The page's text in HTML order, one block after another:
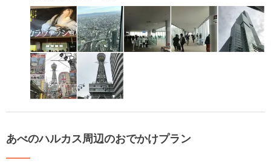
あべのハルカス周辺のおでかけプラン